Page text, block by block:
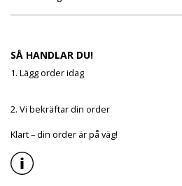
SÅ HANDLAR DU!
1. Lägg order idag
2. Vi bekräftar din order
Klart – din order är på väg!